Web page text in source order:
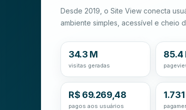
Desde 2019, o Site View conecta
ambiente simples, acessível e cheio
34.3 M
visitas geradas
85.4
R$ 69.269,48
pagos aos usuários
1.731